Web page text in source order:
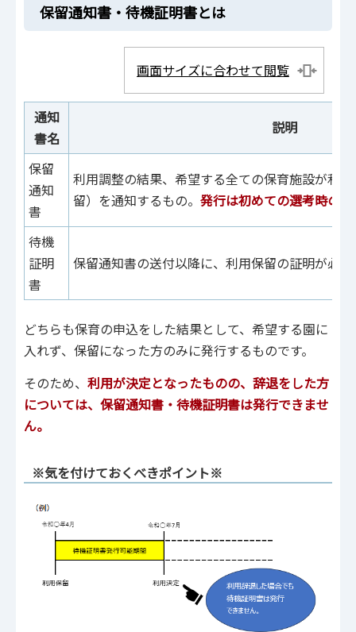
保留通知書・待機証明書とは
画面サイズに合わせて閲覧
通知
書名
説明
保留
通知
書
利用調整の結果、希望する全ての保育施設が利
留）を通知するもの。 発行は初めての選考時のみ
待機
証明
書
保留通知書の送付以降に、利用保留の証明が必
どちらも保育の申込をした結果として、希望する園に
入れず、保留になった方のみに発行するものです。
そのため、 利用が決定となったものの、辞退をした方
については、保留通知書・待機証明書は発行できませ
ん。
※気を付けておくべきポイント※